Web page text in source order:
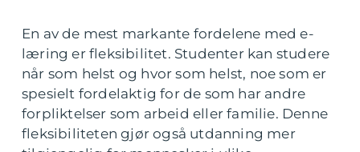
En av de mest markante fordelene med e-
læring er fleksibilitet. Studenter kan studere
når som helst og hvor som helst, noe som er
spesielt fordelaktig for de som har andre
forpliktelser som arbeid eller familie. Denne
fleksibiliteten gjør også utdanning mer